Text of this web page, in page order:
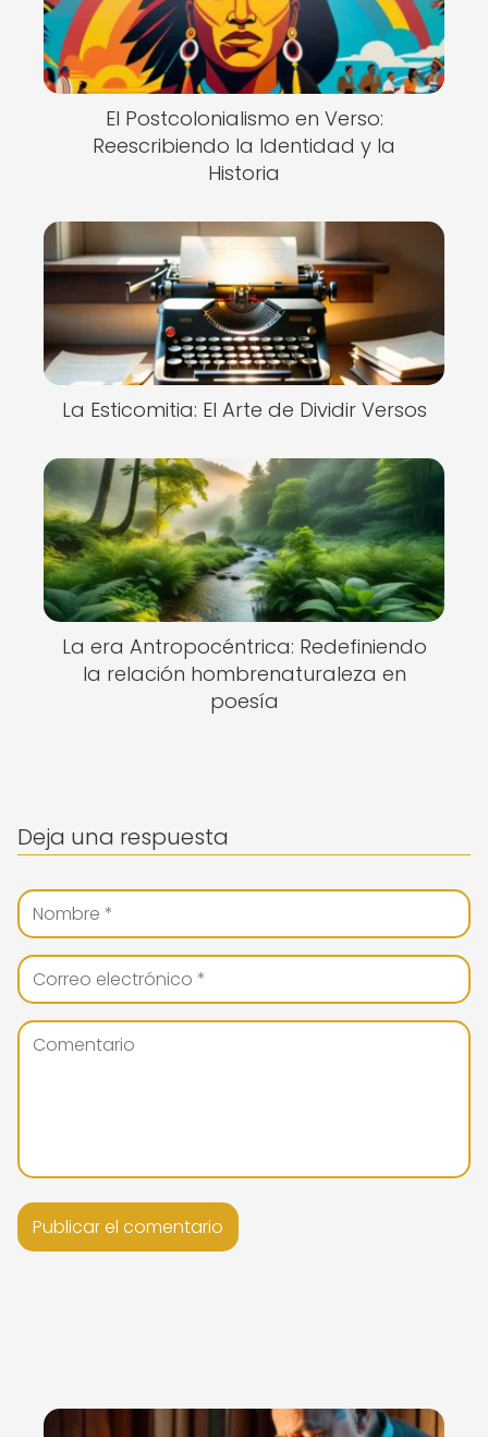
El Postcolonialismo en Verso:
Reescribiendo la Identidad y la
Historia
La Esticomitia: El Arte de Dividir Versos
La era Antropocéntrica: Redefiniendo
la relación hombrenaturaleza en
poesía
Deja una respuesta